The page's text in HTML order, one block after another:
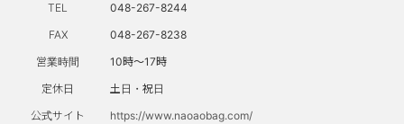
TEL
048-267-8244
FAX
048-267-8238
営業時間
10時～17時
定休日
土日・祝日
公式サイト
https://www.naoaobag.com/